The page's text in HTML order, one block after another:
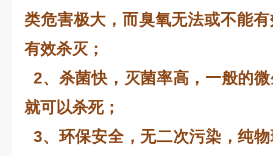
类危害极大，而臭氧无法或不能
有效杀灭；
2、杀菌快，灭菌率高，一般的
就可以杀死；
3、环保安全，无二次污染，纯